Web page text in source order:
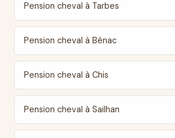
Pension cheval à Tarbes
Pension cheval à Bénac
Pension cheval à Chis
Pension cheval à Sailhan